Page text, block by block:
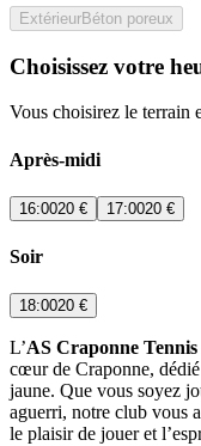
ExtérieurBéton poreux
Choisissez votre
Vous choisirez le terrain
Après-midi
16:0020 € 17:0020 €
Soir
18:0020 €
L’AS Craponne Tennis
cœur de Craponne,
jaune. Que vous soyez
aguerri, notre club vous
le plaisir de jouer et